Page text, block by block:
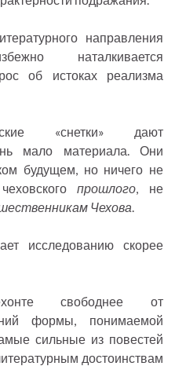
направления
наталкивается
об истоках реализма
«снетки» дают
мало материала. Они
будущем, но ничего не
прошлого , не
Чехова
исследованию скорее
свободнее от
формы, понимаемой
сильные из повестей
достоинствам